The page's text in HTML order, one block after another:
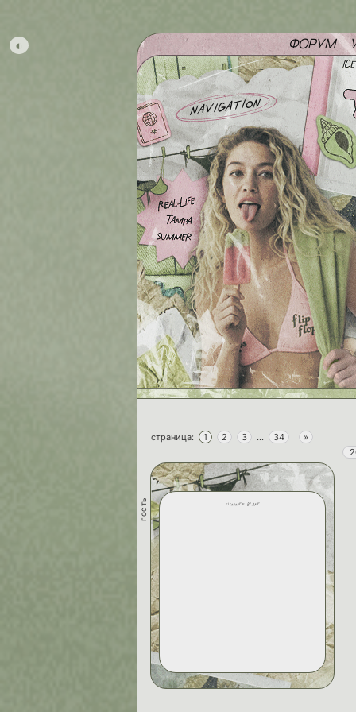
navigation
ФОРУМ
страница: 1 2 3 … 34
»
гость summer blake
◐